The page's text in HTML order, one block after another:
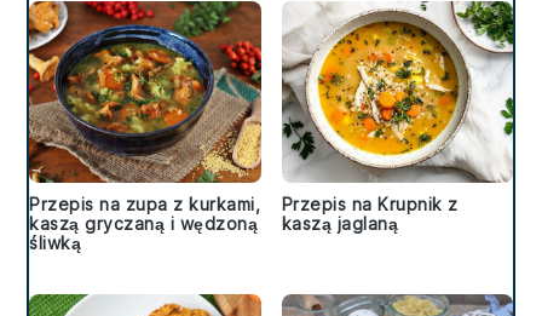
Przepis na zupa z kurkami,
kaszą gryczaną i wędzoną
śliwką
Przepis na Krupnik z
kaszą jaglaną